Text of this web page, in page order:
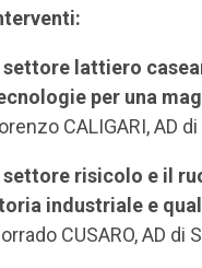
settore lattiero
per una
CALIGARI, AD
settore risicolo e il
industriale e
CUSARO, AD di